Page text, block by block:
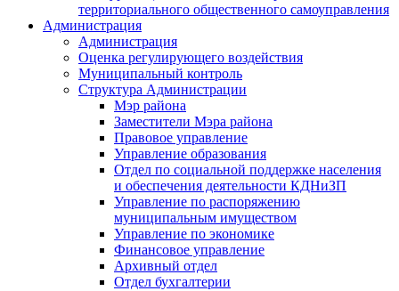
территориального общественного самоуправления
Администрация
Администрация
Оценка регулирующего воздействия
Муниципальный контроль
Структура Администрации
Мэр района
Заместители Мэра района
Правовое управление
Управление образования
Отдел по социальной поддержке населения
и обеспечения деятельности КДНиЗП
Управление по распоряжению
муниципальным имуществом
Управление по экономике
Финансовое управление
Архивный отдел
Отдел бухгалтерии